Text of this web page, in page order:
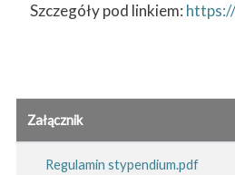
Szczegóły pod linkiem:
Załącznik
Regulamin stypendium.pdf